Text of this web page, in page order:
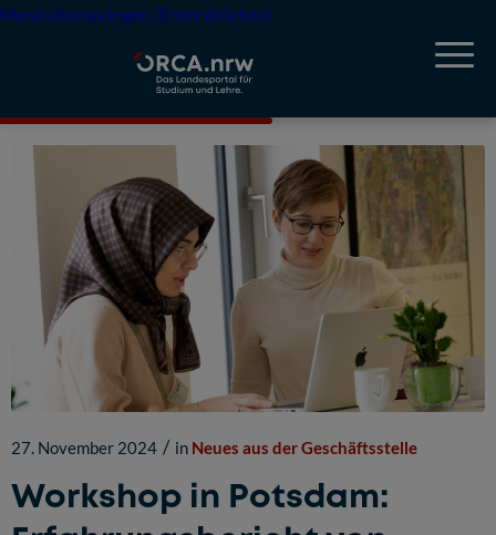
Menü überspringen (Enter drücken)
Workshop in Potsdam:
27. November 2024 / in Neues aus der Geschäftsstelle